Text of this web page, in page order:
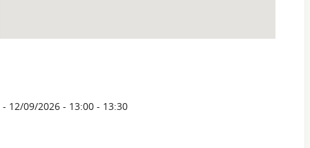
- 12/09/2026 - 13:00 - 13:30